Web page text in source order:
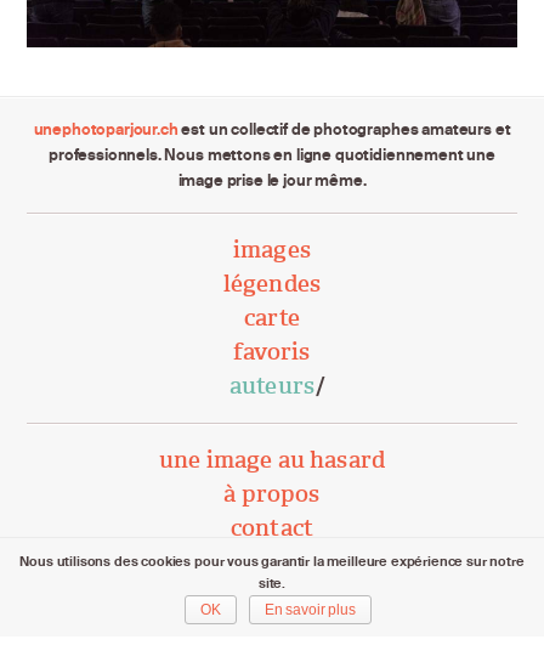
unephotoparjour.chest un collectif de photographes amateurs et
professionnels. Nous mettons en ligne quotidiennement une
image prise le jour même.
images
légendes
carte
favoris
auteurs
une image au hasard
à propos
contact
unephotoparjour.ch/ 2015 – 2026
Tous droits réservés aux auteurs respectifs.
Nous utilisons des cookies pour vous garantir la meilleure expérience sur notre
site.
OK
En savoir plus